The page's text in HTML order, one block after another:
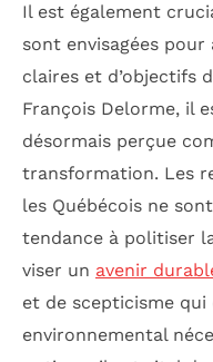
Il est également
sont envisagées
claires et d’objectifs
François Delorme, il
désormais perçue
transformation. Les
les Québécois ne
tendance à politiser
viser un avenir
et de scepticisme qui
environnemental